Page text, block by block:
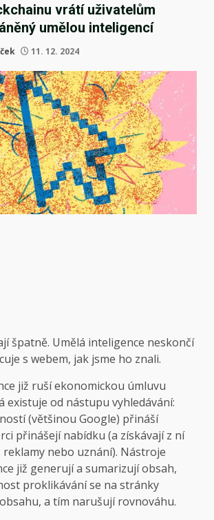
vrátí uživatelům
umělou inteligencí
11. 12. 2024
špatně. Umělá inteligence neskončí
s webem, jak jsme ho znali.
již ruší ekonomickou úmluvu
existuje od nástupu vyhledávání:
(většinou Google) přináší
přinášejí nabídku (a získávají z ní
nebo uznání). Nástroje
již generují a sumarizují obsah,
proklikávání se na stránky
a tím narušují rovnováhu.